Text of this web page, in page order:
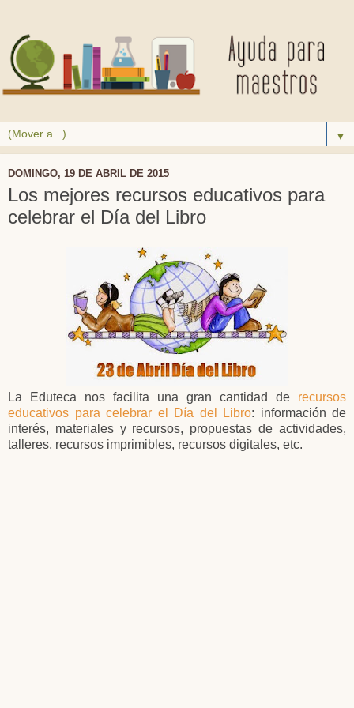
▼
DOMINGO, 19 DE ABRIL DE 2015
Los mejores recursos educativos para
celebrar el Día del Libro
La Eduteca nos facilita una gran cantidad de recursos
educativos para celebrar el Día del Libro: información de
interés, materiales y recursos, propuestas de actividades,
talleres, recursos imprimibles, recursos digitales, etc.